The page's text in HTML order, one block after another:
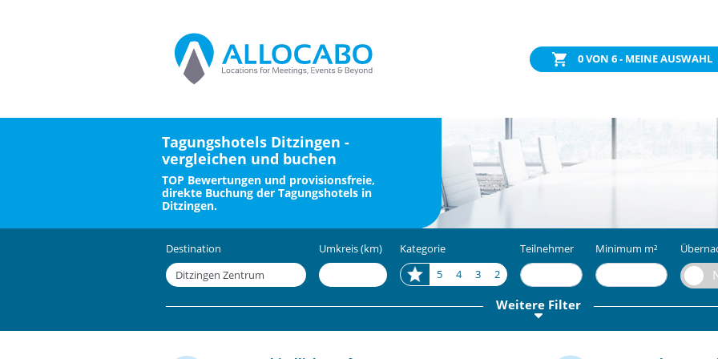
0VON 6 - MEINE AUSWAHL
Tagungshotels Ditzingen -
vergleichen und buchen
TOP Bewertungen und provisionsfreie,
direkte Buchung der Tagungshotels in
Ditzingen.
Destination Umkreis (km)
Kategorie
5
4 3 2
Teilnehmer Minimum m²
Weitere Filter